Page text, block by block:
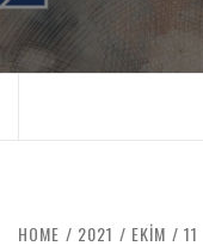
HOME 2021 EKIM 11